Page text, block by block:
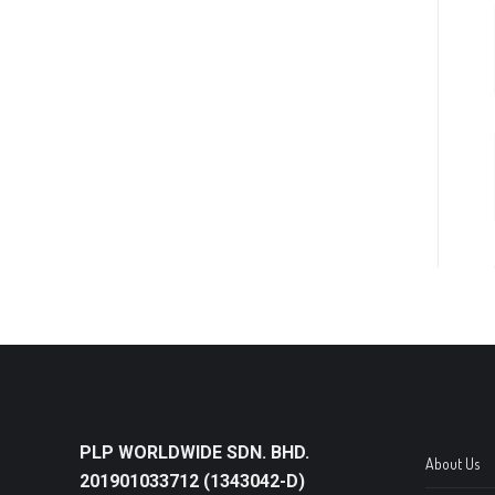
PLP WORLDWIDE SDN. BHD.
201901033712 (1343042-D)
About Us